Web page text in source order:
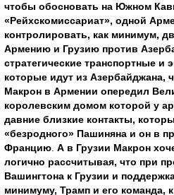
чтобы обосновать на Южном
«Рейхскомиссариат», одной
контролировать, как минимум,
Армению и Грузию против
стратегические транспортные и
которые идут из Азербайджана,
Макрон в Армении опередил
королевским домом которой у
давние близкие контакты,
«безродного» Пашиняна и он в
Францию А в Грузии Макрон
логично рассчитывая, что при
Вашингтона к Грузии и
минимуму, Трамп и его команда,